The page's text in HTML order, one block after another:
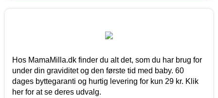
Hos MamaMilla.dk finder du alt det, som du har brug for
under din graviditet og den første tid med baby. 60
dages byttegaranti og hurtig levering for kun 29 kr. Klik
her for at se deres udvalg.